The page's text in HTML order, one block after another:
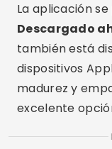
La aplicación
Descargado
también está
dispositivos
madurez y
excelente